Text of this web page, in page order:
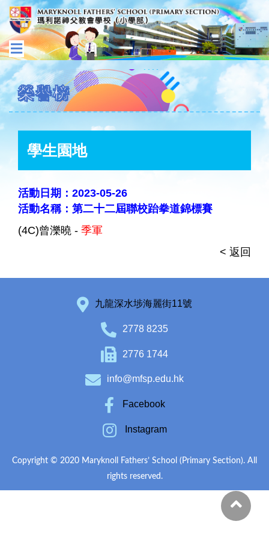
榮譽榜
學生園地
活動日期：2023-05-26
活動名稱：第二十二屆聯校跆拳道錦標賽
(4C)曾濼曉 - 季軍
< 返回
九龍深水埗海麗街11號
2778 8235
2776 1744
info@mfsp.edu.hk
Facebook
Instagram
Copyright © 2020 Maryknoll Fathers’ School (Primary Section). All
rights reserved.